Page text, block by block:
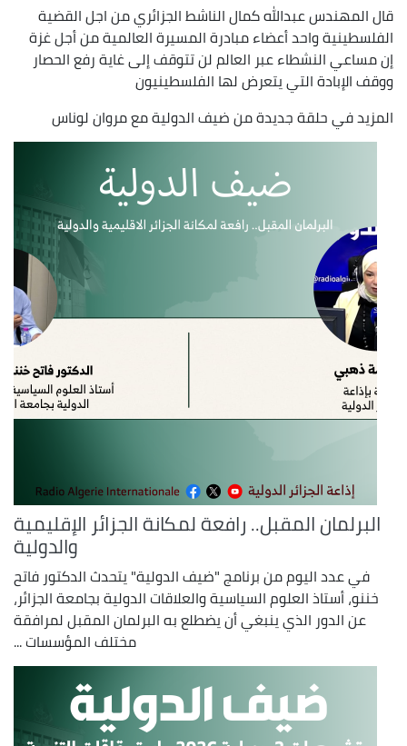
قال المهندس عبدالله كمال الناشط الجزائري من اجل القضية
الفلسطينية واحد أعضاء مبادرة المسيرة العالمية من أجل غزة
إن مساعي النشطاء عبر العالم لن تتوقف إلى غاية رفع الحصار
ووقف الإبادة التي يتعرض لها الفلسطينيون
المزيد في حلقة جديدة من ضيف الدولية مع مروان لوناس
البرلمان المقبل.. رافعة لمكانة الجزائر الإقليمية
والدولية
في عدد اليوم من برنامج "ضيف الدولية" يتحدث الدكتور فاتح
خننو، أستاذ العلوم السياسية والعلاقات الدولية بجامعة الجزائر،
عن الدور الذي ينبغي أن يضطلع به البرلمان المقبل لمرافقة
مختلف المؤسسات ...